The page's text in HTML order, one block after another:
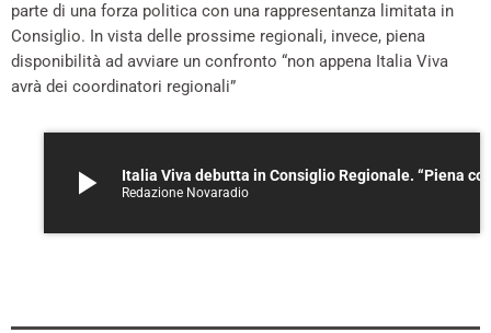
parte di una forza politica con una rappresentanza limitata in
Consiglio. In vista delle prossime regionali, invece, piena
disponibilità ad avviare un confronto “non appena Italia Viva
avrà dei coordinatori regionali”
play_arrow Redazione Novaradio